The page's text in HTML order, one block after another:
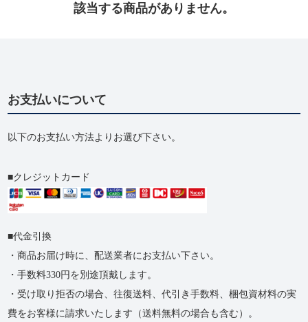
該当する商品がありません。
お支払いについて
以下のお支払い方法よりお選び下さい。
クレジットカード
代金引換
・商品お届け時に、配送業者にお支払い下さい。
・手数料330円を別途頂戴します。
・受け取り拒否の​場合、​往復送料、​代引き手数料、​梱包資材料の​実
費を​お客様に​請求いたします​（送料無料の​場合も​含む）。